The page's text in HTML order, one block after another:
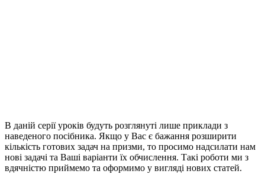
В даній серії уроків будуть розглянуті лише приклади з
наведеного посібника. Якщо у Вас є бажання розширити
кількість готових задач на призми, то просимо надсилати нам
нові задачі та Ваші варіанти їх обчислення. Такі роботи ми з
вдячністю приймемо та оформимо у вигляді нових статей.